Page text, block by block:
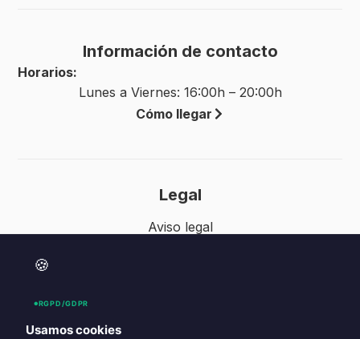
Información de contacto
Horarios:
Lunes a Viernes: 16:00h – 20:00h
Cómo llegar
Legal
Aviso legal
🍪
RGPD/GDPR
Usamos cookies